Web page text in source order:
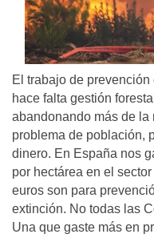
El trabajo de
hace falta gestión
abandonando más de la
problema de población,
dinero. En España nos
por hectárea en el
euros son para
extinción. No todas las
Una que gaste más en